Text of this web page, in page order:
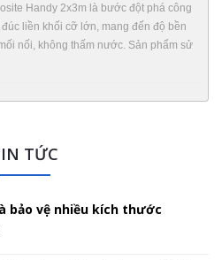
Handy 2x3m là bước đột phá công
liền khối cỡ lớn, mang đến độ bền
nối, không thấm nước. Sản phẩm sử
TỨC
bảo vệ nhiều kích thước